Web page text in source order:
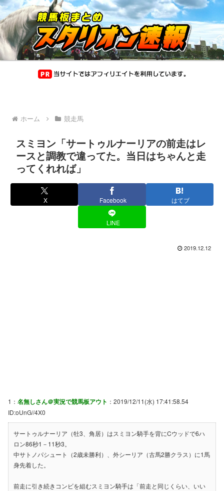
ホーム 競走馬
スミヨン「サートゥルナーリアの前走はレ
ースと調教で違ってた。当日はちゃんと走
ってくれれば」
X Facebook はてブ
LINE
2019.12.12
1： 名無しさん＠実況で競馬板アウト ：2019/12/11(水) 17:41:58.54
ID:oUnG//4X0
サートゥルナーリア（牡3、角居）はスミヨン騎手を背にCウッドで6ハ
ロン86秒1－11秒3。
中サトノパシュート（2歳未勝利）、外シーリア（古馬2勝クラス）に1馬
身先着した。
前走に引き続きコンビを組むスミヨン騎手は「前走と同じくらい、いい